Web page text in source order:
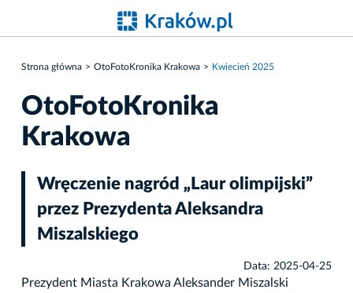
Strona główna OtoFotoKronika Krakowa Kwiecień 2025
OtoFotoKronika
Krakowa
Wręczenie nagród „Laur olimpijski”
przez Prezydenta Aleksandra
Miszalskiego
Data: 2025-04-25
Prezydent Miasta Krakowa Aleksander Miszalski